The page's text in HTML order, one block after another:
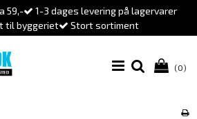
59,-
1-3 dages levering på lagervarer
til byggeriet
Stort sortiment
(0)